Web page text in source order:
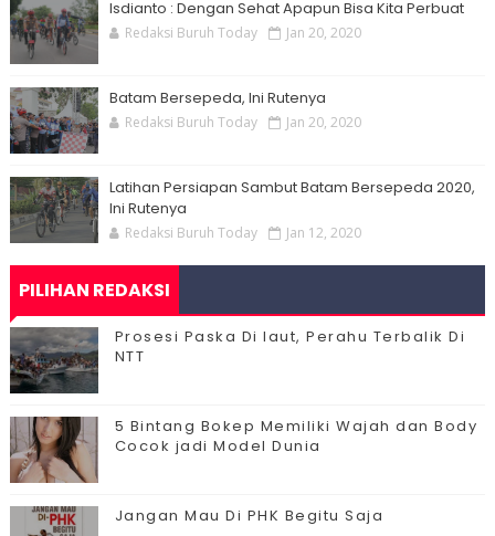
Isdianto : Dengan Sehat Apapun Bisa Kita Perbuat
Redaksi Buruh Today Jan 20, 2020
Batam Bersepeda, Ini Rutenya
Redaksi Buruh Today Jan 20, 2020
Latihan Persiapan Sambut Batam Bersepeda 2020,
Ini Rutenya
Redaksi Buruh Today Jan 12, 2020
PILIHAN REDAKSI
Prosesi Paska Di laut, Perahu Terbalik Di
NTT
5 Bintang Bokep Memiliki Wajah dan Body
Cocok jadi Model Dunia
Jangan Mau Di PHK Begitu Saja